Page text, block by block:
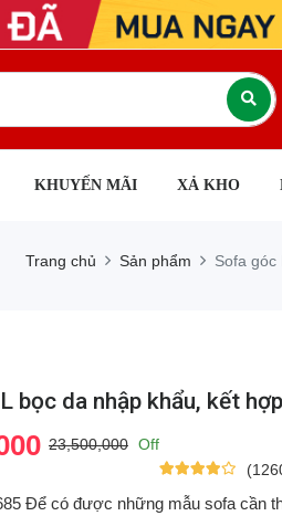
KHUYẾN MÃI XẢ KHO
Trang chủ Sản phẩm Sofa
bọc da nhập khẩu, kết
23,500,000 Off
Để có được những mẫu sofa cần